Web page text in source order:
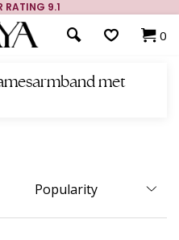
RATING 9.1
0
met